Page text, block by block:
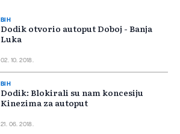
BIH
Dodik otvorio autoput Doboj - Banja
Luka
02. 10. 2018.
BIH
Dodik: Blokirali su nam koncesiju
Kinezima za autoput
21. 06. 2018.